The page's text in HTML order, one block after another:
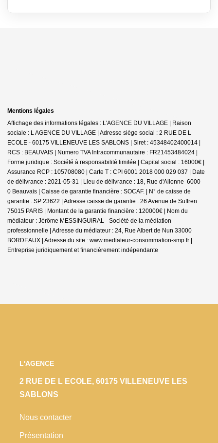
Mentions légales
Affichage des informations légales : L'AGENCE DU VILLAGE | Raison
sociale : L AGENCE DU VILLAGE | Adresse siège social : 2 RUE DE L
ECOLE - 60175 VILLENEUVE LES SABLONS | Siret : 45348402400014 |
RCS : BEAUVAIS | Numero TVA Intracommunautaire : FR21453484024 |
Forme juridique : Société à responsabilité limitée | Capital social : 16000€ |
Assurance RCP : 105708080 | Carte T : CPI 6001 2018 000 029 037 | Date
de délivrance : 2021-05-31 | Lieu de délivrance : 18, Rue d'Allonne 6000
0 Beauvais | Caisse de garantie financière : SOCAF. | N° de caisse de
garantie : SP 23622 | Adresse caisse de garantie : 26 Avenue de Suffren
75015 PARIS | Montant de la garantie financière : 120000€ | Nom du
médiateur : Jérôme MESSINGUIRAL - Société de la médiation
professionnelle | Adresse du médiateur : 24, Rue Albert de Nun 33000
BORDEAUX | Adresse du site : www.mediateur-consommation-smp.fr |
Entreprise juridiquement et financièrement indépendante
L'AGENCE
2 RUE DE L ECOLE, 60175 VILLENEUVE LES
SABLONS
Nous contacter
Présentation